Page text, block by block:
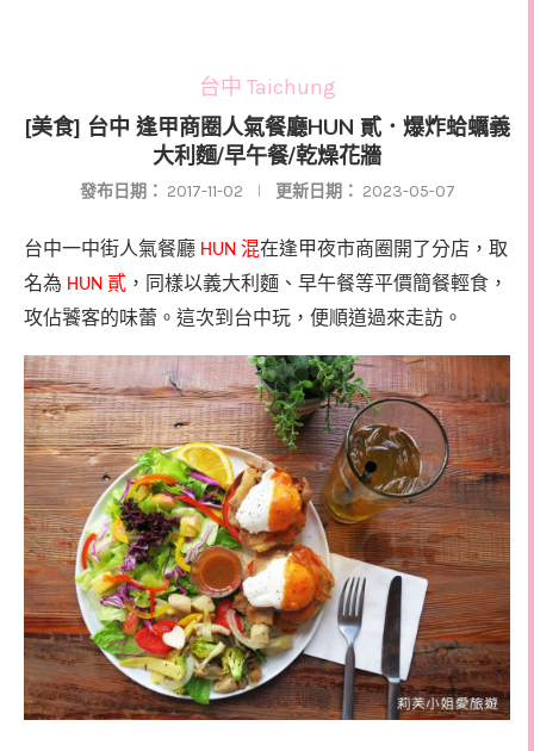
台中 Taichung
[美食] 台中 逢甲商圈人氣餐廳HUN 貳．爆炸蛤蠣義
大利麵/早午餐/乾燥花牆
發布日期： 2017-11-02 更新日期： 2023-05-07
台中一中街人氣餐廳 HUN 混在逢甲夜市商圈開了分店，取
名為 HUN 貳 ，同樣以義大利麵、早午餐等平價簡餐輕食，
攻佔饕客的味蕾。這次到台中玩，便順道過來走訪。